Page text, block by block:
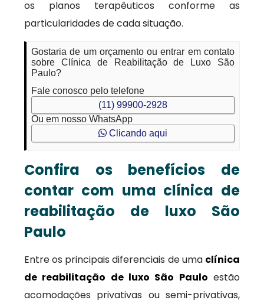
os planos terapêuticos conforme as
particularidades de cada situação.
Gostaria de um orçamento ou entrar em contato
sobre Clínica de Reabilitação de Luxo São
Paulo?
Fale conosco pelo telefone
(11) 99900-2928
Ou em nosso WhatsApp
Clicando aqui
Confira os benefícios de
contar com uma clínica de
reabilitação de luxo São
Paulo
Entre os principais diferenciais de uma clínica
de reabilitação de luxo São Paulo estão
acomodações privativas ou semi-privativas,